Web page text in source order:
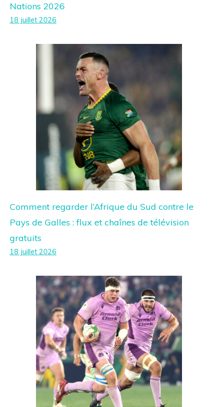
Nations 2026
18 juillet 2026
Comment regarder l’Afrique du Sud contre le
Pays de Galles : flux et chaînes de télévision
gratuits
18 juillet 2026